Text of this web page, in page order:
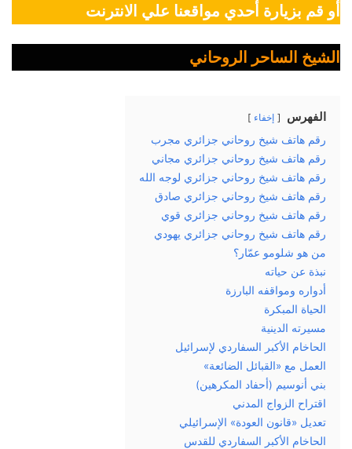
أو قم بزيارة أحدي مواقعنا علي الانترنت
الشيخ الساحر الروحاني
الفهرس إخفاء
رقم هاتف شيخ روحاني جزائري مجرب
رقم هاتف شيخ روحاني جزائري مجاني
رقم هاتف شيخ روحاني جزائري لوجه الله
رقم هاتف شيخ روحاني جزائري صادق
رقم هاتف شيخ روحاني جزائري قوي
رقم هاتف شيخ روحاني جزائري يهودي
من هو شلومو عمّار؟
نبذة عن حياته
أدواره ومواقفه البارزة
الحياة المبكرة
مسيرته الدينية
الحاخام الأكبر السفاردي لإسرائيل
العمل مع «القبائل الضائعة»
بني أنوسيم (أحفاد المكرهين)
اقتراح الزواج المدني
تعديل «قانون العودة» الإسرائيلي
الحاخام الأكبر السفاردي للقدس